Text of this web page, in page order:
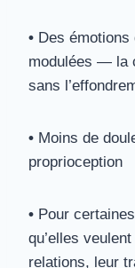
• Des
modulées — la
sans
• Moins de
proprioception
• Pour
qu’elles
relations, leur